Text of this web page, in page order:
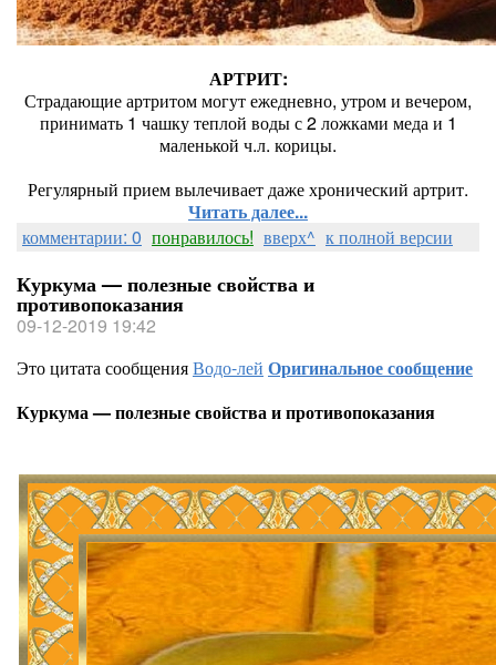
АРТРИТ:
Страдающие артритом могут ежедневно, утром и вечером,
принимать 1 чашку теплой воды с 2 ложками меда и 1
маленькой ч.л. корицы.
Регулярный прием вылечивает даже хронический артрит.
Читать далее...
комментарии: 0 понравилось! вверх^ к полной версии
Куркума — полезные свойства и
противопоказания
09-12-2019 19:42
Это цитата сообщенияВодо-лей Оригинальное сообщение
Куркума — полезные свойства и противопоказания